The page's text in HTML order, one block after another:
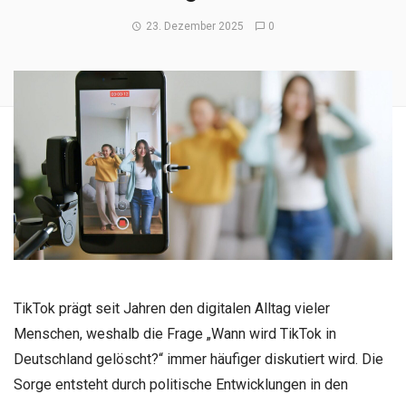
23. Dezember 2025 0
TikTok prägt seit Jahren den digitalen Alltag vieler
Menschen, weshalb die Frage „Wann wird TikTok in
Deutschland gelöscht?“ immer häufiger diskutiert wird. Die
Sorge entsteht durch politische Entwicklungen in den